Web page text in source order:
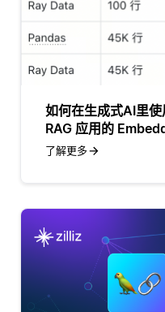
如何在生成式AI里
RAG 应用的
了解更多